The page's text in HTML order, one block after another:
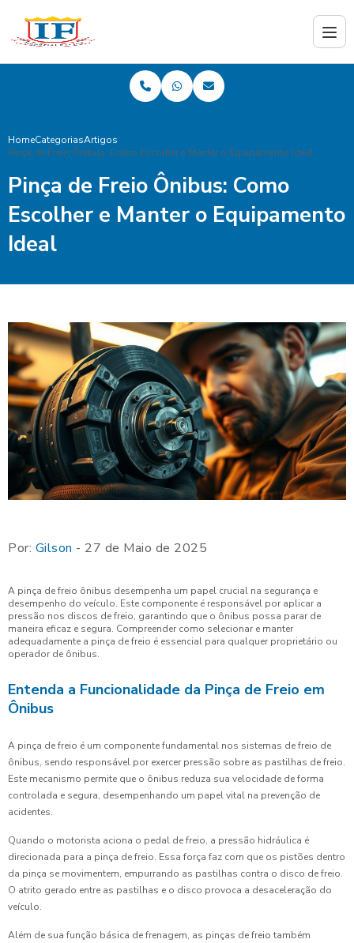
HomeCategoriasArtigos
Pinça de Freio Ônibus: Como Escolher e Manter o Equipamento Ideal
Pinça de Freio Ônibus: Como
Escolher e Manter o Equipamento
Ideal
Por: Gilson - 27 de Maio de 2025
A pinça de freio ônibus desempenha um papel crucial na segurança e
desempenho do veículo. Este componente é responsável por aplicar a
pressão nos discos de freio, garantindo que o ônibus possa parar de
maneira eficaz e segura. Compreender como selecionar e manter
adequadamente a pinça de freio é essencial para qualquer proprietário ou
operador de ônibus.
Entenda a Funcionalidade da Pinça de Freio em
Ônibus
A pinça de freio é um componente fundamental nos sistemas de freio de
ônibus, sendo responsável por exercer pressão sobre as pastilhas de freio.
Este mecanismo permite que o ônibus reduza sua velocidade de forma
controlada e segura, desempenhando um papel vital na prevenção de
acidentes.
Quando o motorista aciona o pedal de freio, a pressão hidráulica é
direcionada para a pinça de freio. Essa força faz com que os pistões dentro
da pinça se movimentem, empurrando as pastilhas contra o disco de freio.
O atrito gerado entre as pastilhas e o disco provoca a desaceleração do
veículo.
Além de sua função básica de frenagem, as pinças de freio também